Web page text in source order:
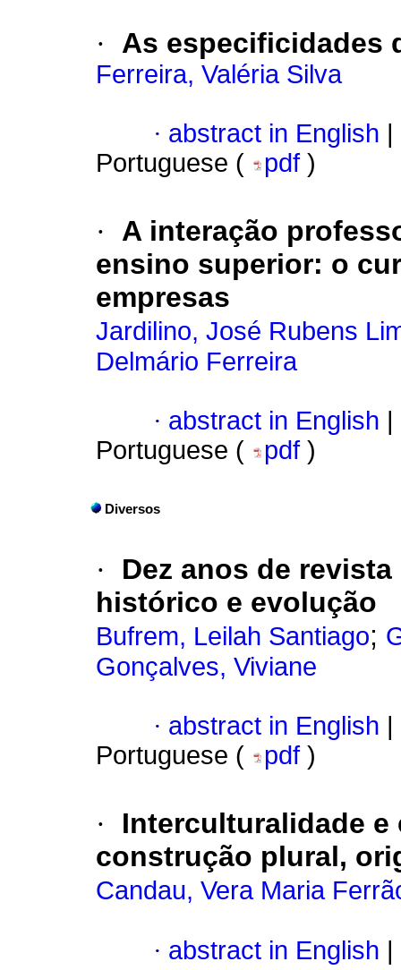
· As especificidades
Ferreira, Valéria Silva
· abstract in English
Portuguese (
pdf )
·
A interação
ensino superior: o
empresas
Jardilino, José Rubens
Delmário Ferreira
· abstract in English
Portuguese (
pdf )
Diversos
·
Dez anos de
histórico e evolução
Bufrem, Leilah Santiago;
Gonçalves, Viviane
· abstract in English
Portuguese (
pdf )
·
Interculturalidade e
construção plural,
Candau, Vera Maria
· abstract in English